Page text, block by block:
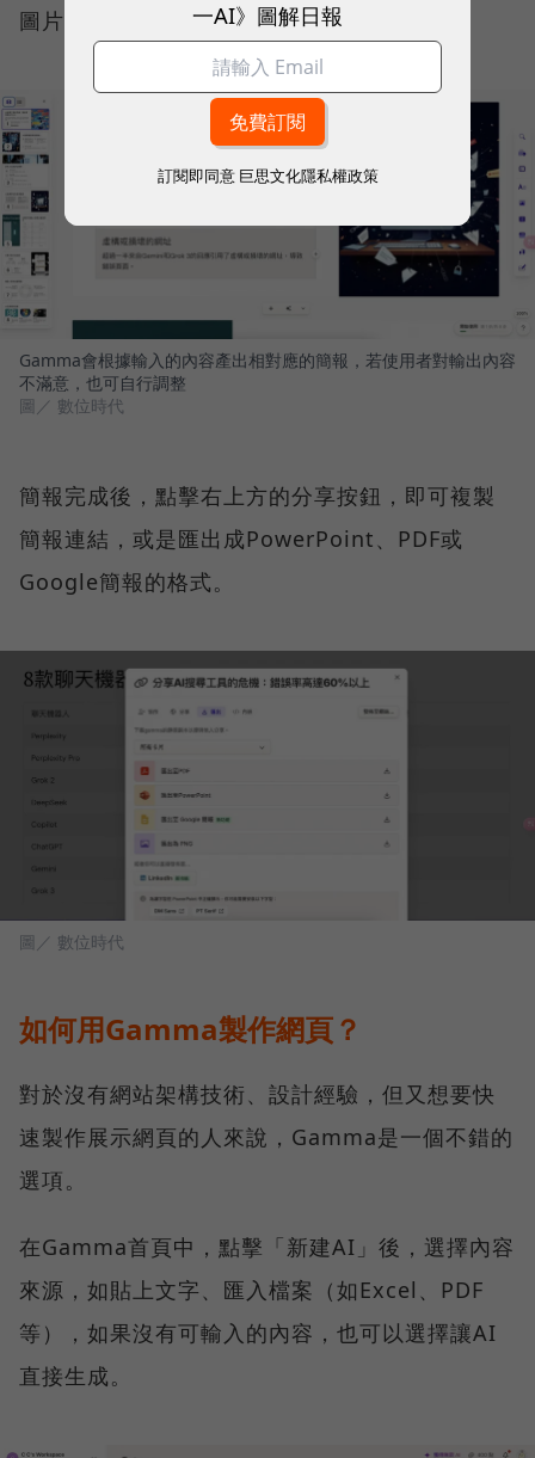
圖片、對簡報進行排版，省下了大量的時間。
Gamma會根據輸入的內容產出相對應的簡報，若使用者對輸出內容
不滿意，也可自行調整
圖／ 數位時代
簡報完成後，點擊右上方的分享按鈕，即可複製
簡報連結，或是匯出成PowerPoint、PDF或
Google簡報的格式。
圖／ 數位時代
如何用Gamma製作網頁？
對於沒有網站架構技術、設計經驗，但又想要快
速製作展示網頁的人來說，Gamma是一個不錯的
選項。
在Gamma首頁中，點擊「新建AI」後，選擇內容
來源，如貼上文字、匯入檔案（如Excel、PDF
等），如果沒有可輸入的內容，也可以選擇讓AI
直接生成。
一AI》圖解日報
訂閱即同意 巨思文化隱私權政策